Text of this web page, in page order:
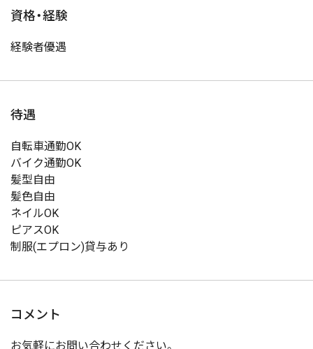
資格・経験
経験者優遇
待遇
自転車通勤OK
バイク通勤OK
髪型自由
髪色自由
ネイルOK
ピアスOK
制服(エプロン)貸与あり
コメント
お気軽にお問い合わせください。